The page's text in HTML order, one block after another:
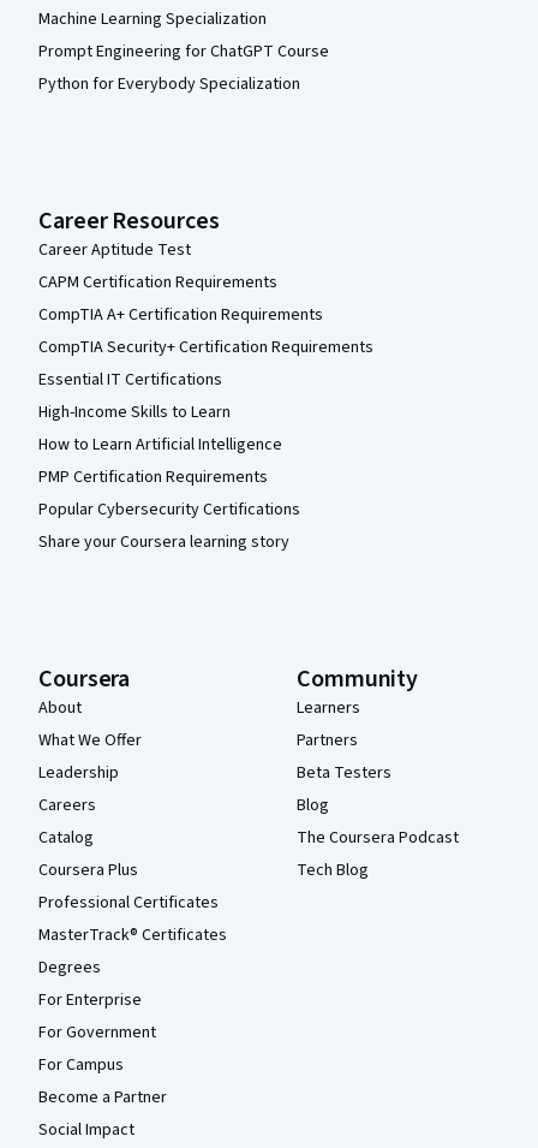
Machine Learning Specialization
Prompt Engineering for ChatGPT Course
Python for Everybody Specialization
Career Resources
Career Aptitude Test
CAPM Certification Requirements
CompTIA A+ Certification Requirements
CompTIA Security+ Certification Requirements
Essential IT Certifications
High-Income Skills to Learn
How to Learn Artificial Intelligence
PMP Certification Requirements
Popular Cybersecurity Certifications
Share your Coursera learning story
Coursera
About
What We Offer
Leadership
Careers
Catalog
Coursera Plus
Professional Certificates
MasterTrack® Certificates
Degrees
For Enterprise
For Government
For Campus
Become a Partner
Social Impact
Community
Learners
Partners
Beta Testers
Blog
The Coursera Podcast
Tech Blog